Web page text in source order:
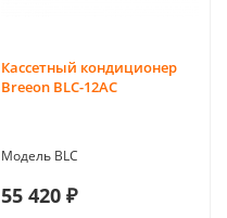
Кассетный кондиционер
Breeon BLC-12AC
Модель BLC
55 420 ₽